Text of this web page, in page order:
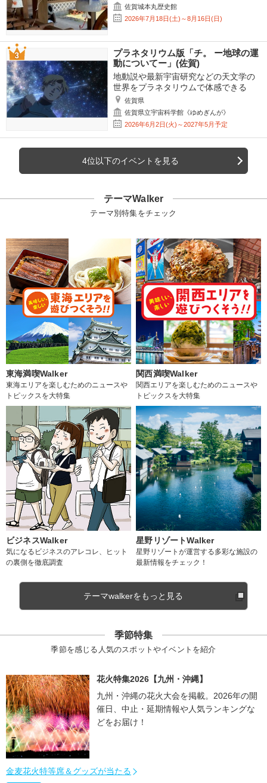
佐賀城本丸歴史館
2026年7月18日(土)～8月16日(日)
プラネタリウム版「チ。 ー地球の運
動についてー」(佐賀)
地動説や最新宇宙研究などの天文学の
世界をプラネタリウムで体感できる
佐賀県
佐賀県立宇宙科学館《ゆめぎんが》
2026年6月2日(火)～2027年5月予定
4位以下のイベントを見る
テーマWalker
テーマ別特集をチェック
東海満喫Walker
東海エリアを楽しむためのニュースや
トピックスを大特集
関西満喫Walker
関西エリアを楽しむためのニュースや
トピックスを大特集
ビジネスWalker
気になるビジネスのアレコレ、ヒット
の裏側を徹底調査
星野リゾートWalker
星野リゾートが運営する多彩な施設の
最新情報をチェック！
テーマwalkerをもっと見る
季節特集
季節を感じる人気のスポットやイベントを紹介
花火特集2026【九州・沖縄】
九州・沖縄の花火大会を掲載。2026年の開
催日、中止・延期情報や人気ランキングな
どをお届け！
金麦花火特等席＆グッズが当たる